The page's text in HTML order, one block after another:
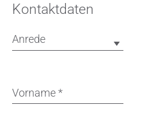
Kontaktdaten
Anrede
Vorname*